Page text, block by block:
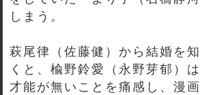
しまう。
萩尾律（佐藤健）から結婚を
くと、楡野鈴愛（永野芽郁）
才能が無いことを痛感し、漫